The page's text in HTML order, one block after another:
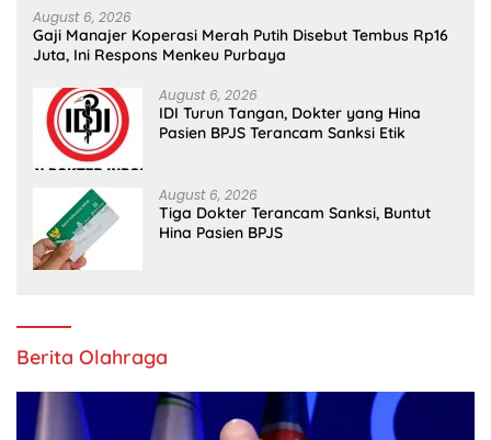
August 6, 2026
Gaji Manajer Koperasi Merah Putih Disebut Tembus Rp16
Juta, Ini Respons Menkeu Purbaya
August 6, 2026
IDI Turun Tangan, Dokter yang Hina
Pasien BPJS Terancam Sanksi Etik
August 6, 2026
Tiga Dokter Terancam Sanksi, Buntut
Hina Pasien BPJS
Berita Olahraga